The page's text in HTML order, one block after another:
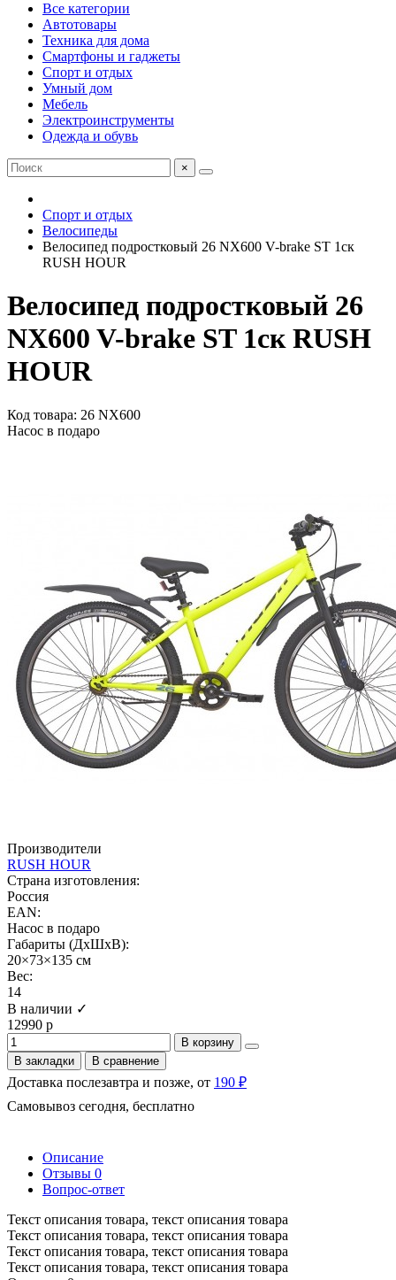
Все категории
Автотовары
Техника для дома
Смартфоны и гаджеты
Спорт и отдых
Умный дом
Мебель
Электроинструменты
Одежда и обувь
×
Спорт и отдых
Велосипеды
Велосипед подростковый 26 NX600 V-brake ST 1ск
RUSH HOUR
Велосипед подростковый 26
NX600 V-brake ST 1ск RUSH
HOUR
Код товара: 26 NX600
Насос в подаро
Производители
RUSH HOUR
Страна изготовления:
Россия
EAN:
Насос в подаро
Габариты (ДхШхВ):
20×73×135 см
Вес:
14
В наличии ✓
12990 р
В корзину
В закладки
В сравнение
Доставка послезавтра и позже, от 190 ₽
Самовывоз сегодня, бесплатно
Описание
Отзывы 0
Вопрос-ответ
Текст описания товара, текст описания товара
Текст описания товара, текст описания товара
Текст описания товара, текст описания товара
Текст описания товара, текст описания товара